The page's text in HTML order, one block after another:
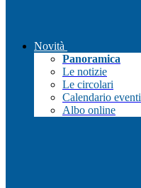
Novità
Panoramica
Le notizie
Le circolari
Calendario eventi
Albo online